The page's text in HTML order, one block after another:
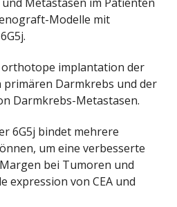
Metastasen im Patienten
Modelle mit
implantation der
Darmkrebs und der
Darmkrebs-Metastasen.
6G5j bindet mehrere
um eine verbesserte
bei Tumoren und
expression von CEA und